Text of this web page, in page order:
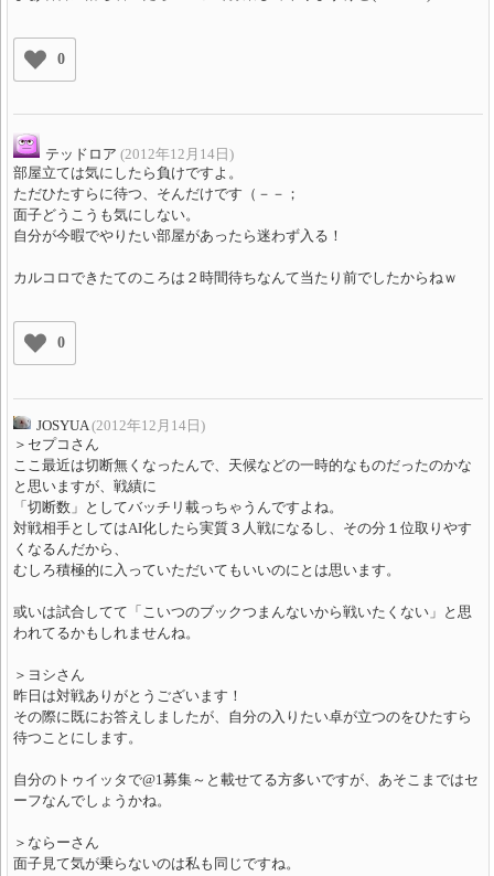
0
テッドロア (2012年12月14日)
部屋立ては気にしたら負けですよ。
ただひたすらに待つ、そんだけです（－－；
面子どうこうも気にしない。
自分が今暇でやりたい部屋があったら迷わず入る！
カルコロできたてのころは２時間待ちなんて当たり前でしたからねｗ
0
JOSYUA (2012年12月14日)
＞セプコさん
ここ最近は切断無くなったんで、天候などの一時的なものだったのかな
と思いますが、戦績に
「切断数」としてバッチリ載っちゃうんですよね。
対戦相手としてはAI化したら実質３人戦になるし、その分１位取りやす
くなるんだから、
むしろ積極的に入っていただいてもいいのにとは思います。
或いは試合してて「こいつのブックつまんないから戦いたくない」と思
われてるかもしれませんね。
＞ヨシさん
昨日は対戦ありがとうございます！
その際に既にお答えしましたが、自分の入りたい卓が立つのをひたすら
待つことにします。
自分のトゥイッタで@1募集～と載せてる方多いですが、あそこまではセ
ーフなんでしょうかね。
＞ならーさん
面子見て気が乗らないのは私も同じですね。